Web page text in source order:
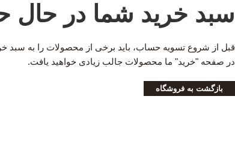
سبد خرید شما در
قبل از شروع تسویه حساب، باید برخی از محصولات را به سبد
در صفحه "خرید" ما محصولات جالب زیادی خواهید یافت.
بازگشت به فروشگاه